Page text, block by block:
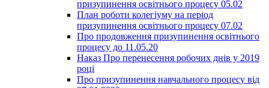
призупинення освітнього процесу 05.02
План роботи колегіуму на період
призупинення освітнього процесу 07.02
Про продовження призупинення освітнього
процесу до 11.05.20
Наказ Про перенесення робочих днів у 2019
році
Про призупинення навчального процесу від